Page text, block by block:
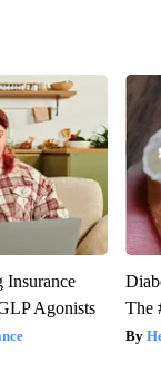
Insurance
Agonists
The